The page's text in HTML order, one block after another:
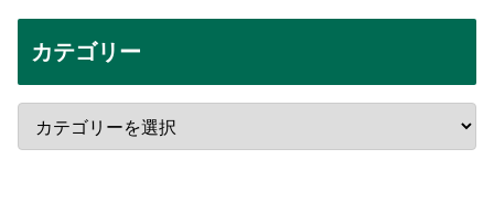
カテゴリー